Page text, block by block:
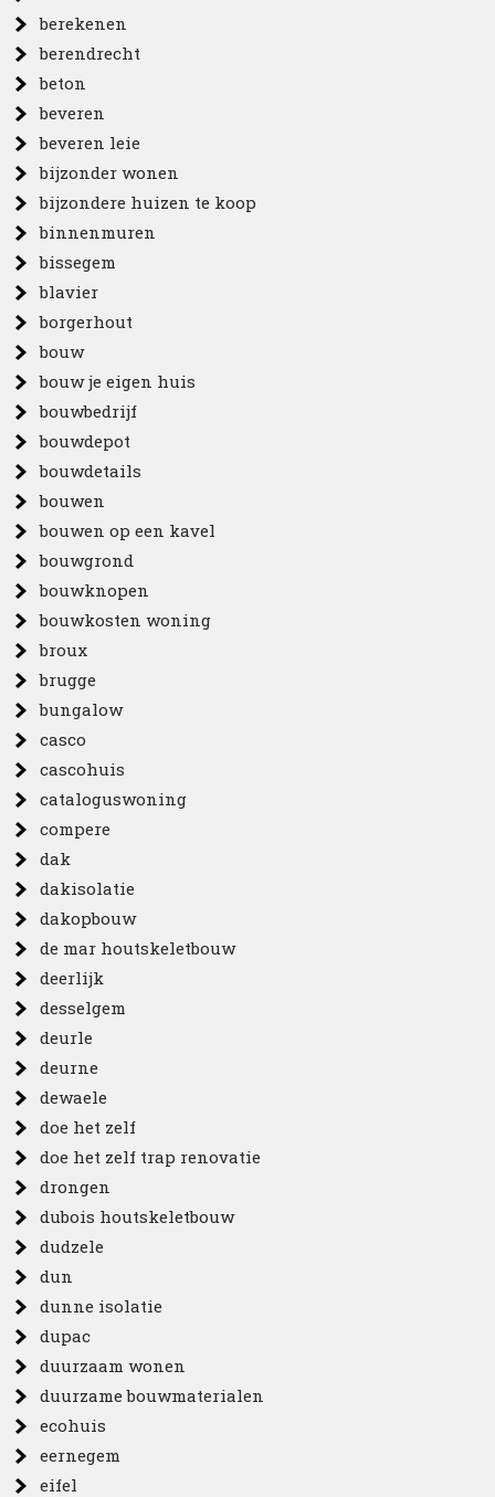
berekenen
berendrecht
beton
beveren
beveren leie
bijzonder wonen
bijzondere huizen te koop
binnenmuren
bissegem
blavier
borgerhout
bouw
bouw je eigen huis
bouwbedrijf
bouwdepot
bouwdetails
bouwen
bouwen op een kavel
bouwgrond
bouwknopen
bouwkosten woning
broux
brugge
bungalow
casco
cascohuis
cataloguswoning
compere
dak
dakisolatie
dakopbouw
de mar houtskeletbouw
deerlijk
desselgem
deurle
deurne
dewaele
doe het zelf
doe het zelf trap renovatie
drongen
dubois houtskeletbouw
dudzele
dun
dunne isolatie
dupac
duurzaam wonen
duurzame bouwmaterialen
ecohuis
eernegem
eifel